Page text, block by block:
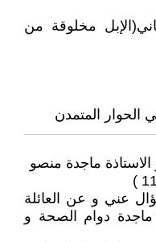
مخلوقة من
الحوار المتمدن
عني و عن العائلة
ماجدة دوام الصحة و